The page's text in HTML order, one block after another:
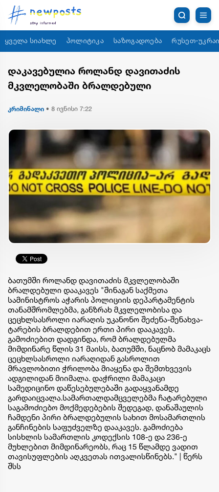
ყველა სიახლე პოლიტიკა საზოგადოება რუსეთ-
დაკავებულია როლანდ დავითაძის
მკვლელობაში ბრალდებული
კრიმინალი • 8 ივნისი 7:22
ბათუმში როლანდ დავითაძის მკვლელობაში
ბრალდებული დააკავეს "შინაგან საქმეთა
სამინისტროს აჭარის პოლიციის დეპარტამენტის
თანამშრომლებმა, განზრახ მკვლელობისა და
ცეცხლსასროლი იარაღის უკანონო შეძენა-შენახვა-
ტარების ბრალდებით ერთი პირი დააკავეს.
გამოძიებით დადგინდა, რომ ბრალდებულმა
მიმდინარე წლის 31 მაისს, ბათუმში, ნაცნობ მამაკაცს
ცეცხლსასროლი იარაღიდან გასროლით
მრავლობითი ჭრილობა მიაყენა და შემთხვევის
ადგილიდან მიიმალა. დაჭრილი მამაკაცი
სამედიცინო დაწესებულებაში გადაყვანამდე
გარდაიცვალა.სამართალდამცველებმა ჩატარებული
საგამოძიებო მოქმედებების შედეგად, დანაშაულის
ჩამდენი პირი ბრალდებულის სახით მოსამართლის
განჩინების საფუძველზე დააკავეს. გამოძიება
სისხლის სამართლის კოდექსის 108-ე და 236-ე
მუხლებით მიმდინარეობს, რაც 15 წლამდე ვადით
თავისუფლების აღკვეთას ითვალისწინებს." | წერს
შსს